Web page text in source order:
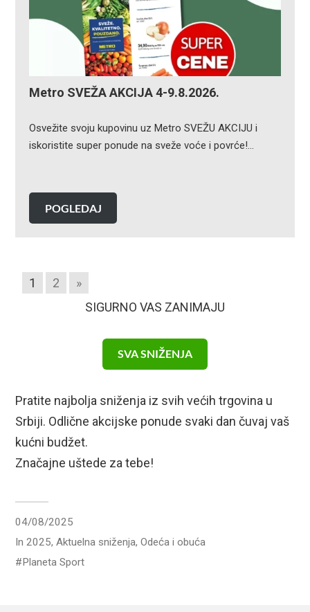
Metro SVEŽA AKCIJA 4-9.8.2026.
Osvežite svoju kupovinu uz Metro SVEŽU AKCIJU i
iskoristite super ponude na sveže voće i povrće!…
POGLEDAJ
1 2
»
SIGURNO VAS ZANIMAJU
SVA SNIŽENJA
Pratite najbolja sniženja iz svih većih trgovina u
Srbiji. Odlične akcijske ponude svaki dan čuvaj vaš
kućni budžet.
Značajne uštede za tebe!
04/08/2025
In2025,Aktuelna sniženja,Odeća i obuća
Planeta Sport